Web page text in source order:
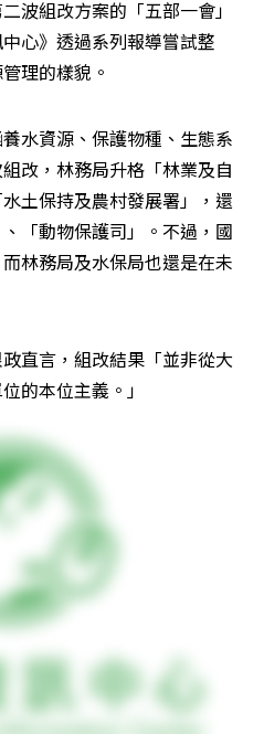
波組改方案的「五部一會」
心》透過系列報導嘗試整
理的樣貌。
水資源、保護物種、生態系
改，林務局升格「林業及自
土保持及農村發展署」，還
「動物保護司」。不過，國
林務局及水保局也還是在未
直言，組改結果「並非從大
的本位主義。」